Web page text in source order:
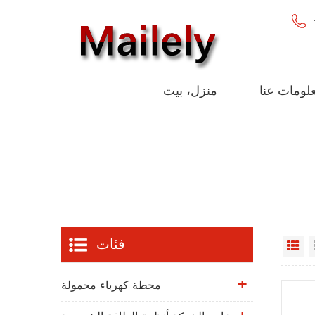
منزل، بيت عنا
فئات
محطة كهرباء محمولة